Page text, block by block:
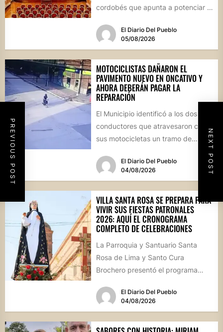
PREVIOUS POST NEXT POST
cordobés que apunta a potenciar el
El Diario Del Pueblo
05/08/2026
MOTOCICLISTAS DAÑARON EL
PAVIMENTO NUEVO EN ONCATIVO Y
AHORA DEBERÁN PAGAR LA
REPARACIÓN
El Municipio identificó a los dos
conductores que atravesaron con
sus motocicletas un tramo de
calle...
El Diario Del Pueblo
04/08/2026
VILLA SANTA ROSA SE PREPARA PARA
VIVIR SUS FIESTAS PATRONALES
2026: AQUÍ EL CRONOGRAMA
COMPLETO DE CELEBRACIONES
La Parroquia y Santuario Santa
Rosa de Lima y Santo Cura
Brochero presentó el programa
El Diario Del Pueblo
04/08/2026